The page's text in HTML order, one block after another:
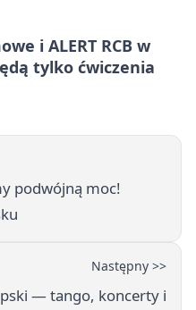
i ALERT RCB w
tylko ćwiczenia
podwójną moc!
Następny >>
— tango, koncerty i